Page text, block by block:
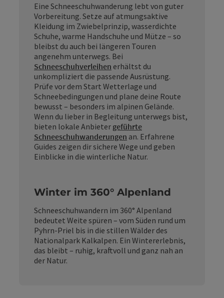
Eine Schneeschuhwanderung lebt von guter
Vorbereitung. Setze auf atmungsaktive
Kleidung im Zwiebelprinzip, wasserdichte
Schuhe, warme Handschuhe und Mütze – so
bleibst du auch bei längeren Touren
angenehm unterwegs. Bei
Schneeschuhverleihen erhältst du
unkompliziert die passende Ausrüstung.
Prüfe vor dem Start Wetterlage und
Schneebedingungen und plane deine Route
bewusst – besonders im alpinen Gelände.
Wenn du lieber in Begleitung unterwegs bist,
bieten lokale Anbieter geführte
Schneeschuhwanderungen an. Erfahrene
Guides zeigen dir sichere Wege und geben
Einblicke in die winterliche Natur.
Winter im 360° Alpenland
Schneeschuhwandern im 360° Alpenland
bedeutet Weite spüren – vom Süden rund um
Pyhrn-Priel bis in die stillen Wälder des
Nationalpark Kalkalpen. Ein Wintererlebnis,
das bleibt – ruhig, kraftvoll und ganz nah an
der Natur.